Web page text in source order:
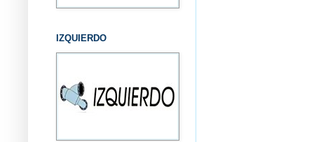
IZQUIERDO